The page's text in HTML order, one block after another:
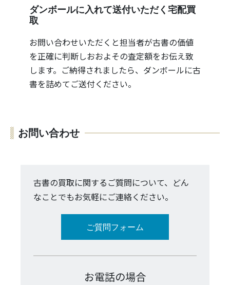
ダンボールに入れて送付いただく宅配買
取
お問い合わせいただくと担当者が古書の価値
を正確に判断しおおよその査定額をお伝え致
します。ご納得されましたら、ダンボールに古
書を詰めてご送付ください。
お問い合わせ
古書の買取に関するご質問について、どん
なことでもお気軽にご連絡ください。
ご質問フォーム
お電話の場合